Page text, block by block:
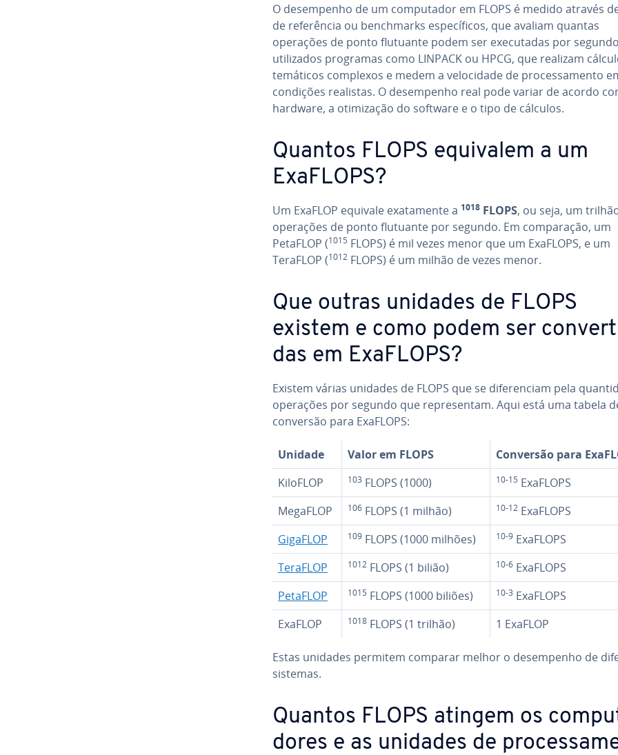
O de­sem­pe­nho de um com­pu­ta­dor em FLOPS é medido através
de re­fe­rên­cia ou ben­ch­marks es­pe­cí­fi­cos, que avaliam quantas
operações de ponto flutuante podem ser exe­cu­ta­das por
uti­li­za­dos programas como LINPACK ou HPCG, que realizam
te­má­ti­cos complexos e medem a ve­lo­ci­dade de pro­ces­sa­mento
condições realistas. O de­sem­pe­nho real pode variar de acordo
hardware, a oti­mi­za­ção do software e o tipo de cálculos.
Quantos FLOPS equivalem a um
ExaFLOPS?
Um ExaFLOP equivale exa­ta­mente a 1018 FLOPS, ou seja, um
operações de ponto flutuante por segundo. Em com­pa­ra­ção, um
PetaFLOP (1015 FLOPS) é mil vezes menor que um ExaFLOPS, e um
TeraFLOP (1012 FLOPS) é um milhão de vezes menor.
Que outras unidades de FLOPS
existem e como podem ser
das em ExaFLOPS?
Existem várias unidades de FLOPS que se di­fe­ren­ciam pela
operações por segundo que re­pre­sen­tam. Aqui está uma tabela
conversão para ExaFLOPS:
Unidade Valor em FLOPS
Conversão para
KiloFLOP
103 FLOPS (1000) 10-15 ExaFLOPS
MegaFLOP
106 FLOPS (1 milhão) 10-12 ExaFLOPS
GigaFLOP
109 FLOPS (1000 milhões) 10-9 ExaFLOPS
TeraFLOP
1012 FLOPS (1 bilião) 10-6 ExaFLOPS
PetaFLOP
1015 FLOPS (1000 biliões) 10-3 ExaFLOPS
ExaFLOP
1018 FLOPS (1 trilhão) 1 ExaFLOP
Estas unidades permitem comparar melhor o de­sem­pe­nho de
sistemas.
Quantos FLOPS atingem os
do­res e as unidades de